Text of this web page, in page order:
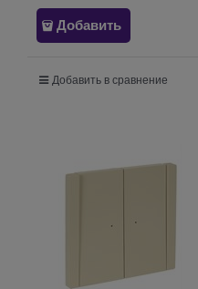
Добавить
Добавить в сравнение